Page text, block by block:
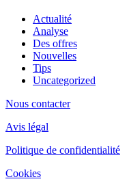
Actualité
Analyse
Des offres
Nouvelles
Tips
Uncategorized
Nous contacter
Avis légal
Politique de confidentialité
Cookies